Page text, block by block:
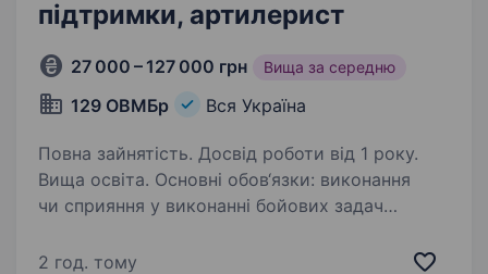
підтримки, артилерист
27 000 – 127 000 грн Вища за середню
129 ОВМБр Вся Україна
Повна зайнятість. Досвід роботи від 1 року.
Вища освіта. Основні обов‘язки: виконання
чи сприяння у виконанні бойових задач
безпосередньо в зоні активних бойових дій
2 год. тому